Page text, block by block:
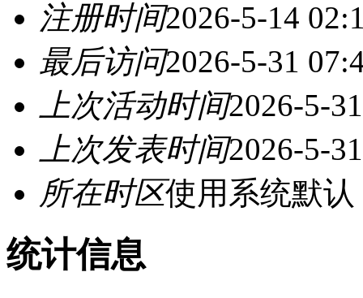
注册时间2026-5-14
最后访问2026-5-31
上次活动时间2026-5-
上次发表时间2026-5-
所在时区使用系统默认
统计信息